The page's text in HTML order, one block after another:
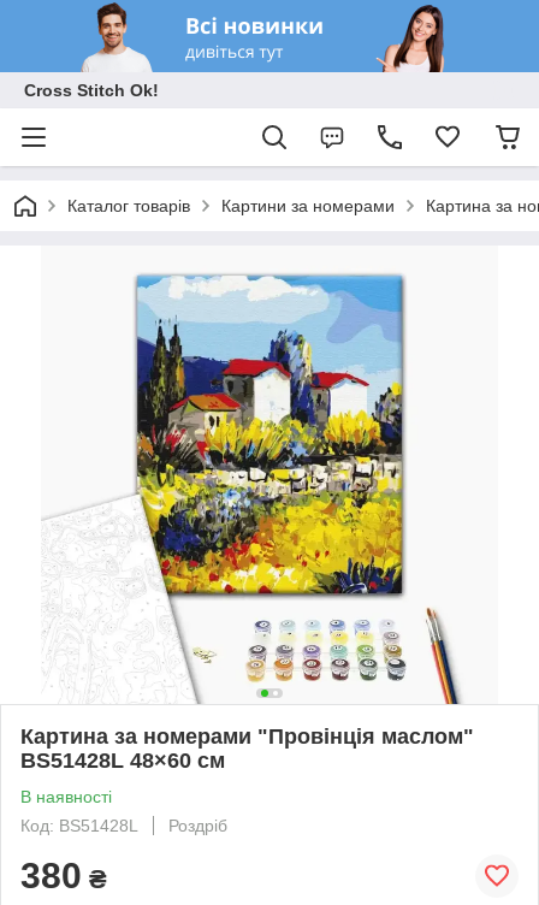
Cross Stitch Ok!
Каталог товарів Картини за номерами Картина за
Картина за номерами "Провінція маслом"
BS51428L 48×60 см
В наявності
Код: BS51428L
Роздріб
380 ₴